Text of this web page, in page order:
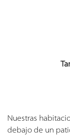
Nuestras
debajo de un